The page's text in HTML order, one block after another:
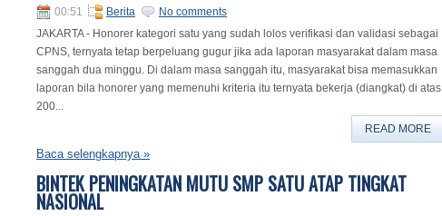
00:51 Berita
No comments
JAKARTA - Honorer kategori satu yang sudah lolos verifikasi dan validasi sebagai
CPNS, ternyata tetap berpeluang gugur jika ada laporan masyarakat dalam masa
sanggah dua minggu. Di dalam masa sanggah itu, masyarakat bisa memasukkan
laporan bila honorer yang memenuhi kriteria itu ternyata bekerja (diangkat) di atas
200...
READ MORE
Baca selengkapnya »
BINTEK PENINGKATAN MUTU SMP SATU ATAP TINGKAT
NASIONAL